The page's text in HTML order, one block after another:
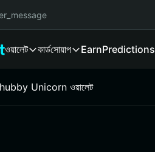
ওয়ালেট কার্ডসোয়াপ EarnPredictions
Unicorn ওয়ালেট